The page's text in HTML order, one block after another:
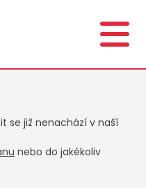
se již nenachází v naší
nebo do jakékoliv